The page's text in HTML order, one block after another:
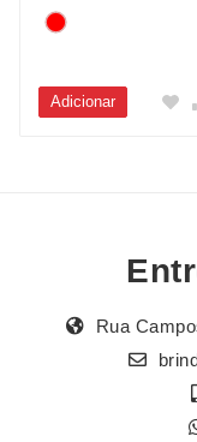
Adicionar
Rua